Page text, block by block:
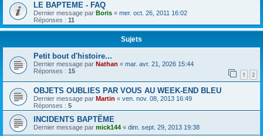
LE BAPTEME - FAQ
Dernier message par Boris « mer. oct. 26, 2011 16:02
Réponses : 11
Sujets
Petit bout d'histoire...
Dernier message par Nathan « mar. avr. 21, 2026 15:44
Réponses : 15 1 2
OBJETS OUBLIES PAR VOUS AU WEEK-END BLEU
Dernier message par Martin « ven. nov. 08, 2013 16:49
Réponses : 5
INCIDENTS BAPTËME
Dernier message par mick144 « dim. sept. 29, 2013 19:38